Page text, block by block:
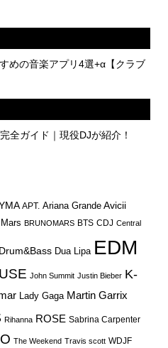
めの音楽アプリ4選+α【クラブ
全ガイド｜現役DJが紹介！
APT. Ariana Grande Avicii
BRUNOMARS BTS CDJ Central
Drum&Bass Dua Lipa EDM
John Summit Justin Bieber K-
Lady Gaga Martin Garrix
Rihanna ROSE Sabrina Carpenter
The Weekend Travis scott WDJF